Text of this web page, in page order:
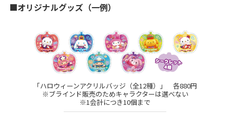
■オリジナルグッズ（一例）
「ハロウィーンアクリルバッジ（全12種）」 各880円
※ブラインド販売のためキャラクターは選べない
※1会計につき10個まで